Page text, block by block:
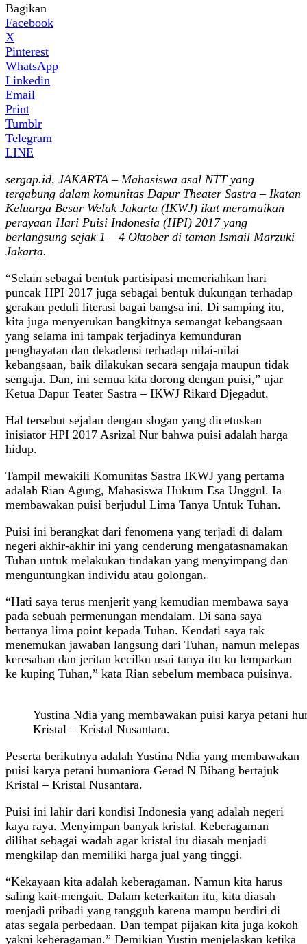
Bagikan
Facebook
X
Pinterest
WhatsApp
Linkedin
Email
Print
Tumblr
Telegram
LINE
sergap.id, JAKARTA – Mahasiswa asal NTT yang
tergabung dalam komunitas Dapur Theater Sastra – Ikatan
Keluarga Besar Welak Jakarta (IKWJ) ikut meramaikan
perayaan Hari Puisi Indonesia (HPI) 2017 yang
berlangsung sejak 1 – 4 Oktober di taman Ismail Marzuki
Jakarta.
“Selain sebagai bentuk partisipasi memeriahkan hari
puncak HPI 2017 juga sebagai bentuk dukungan terhadap
gerakan peduli literasi bagai bangsa ini. Di samping itu,
kita juga menyerukan bangkitnya semangat kebangsaan
yang selama ini tampak terjadinya kemunduran
penghayatan dan dekadensi terhadap nilai-nilai
kebangsaan, baik dilakukan secara sengaja maupun tidak
sengaja. Dan, ini semua kita dorong dengan puisi,” ujar
Ketua Dapur Teater Sastra – IKWJ Rikard Djegadut.
Hal tersebut sejalan dengan slogan yang dicetuskan
inisiator HPI 2017 Asrizal Nur bahwa puisi adalah harga
hidup.
Tampil mewakili Komunitas Sastra IKWJ yang pertama
adalah Rian Agung, Mahasiswa Hukum Esa Unggul. Ia
membawakan puisi berjudul Lima Tanya Untuk Tuhan.
Puisi ini berangkat dari fenomena yang terjadi di dalam
negeri akhir-akhir ini yang cenderung mengatasnamakan
Tuhan untuk melakukan tindakan yang menyimpang dan
menguntungkan individu atau golongan.
“Hati saya terus menjerit yang kemudian membawa saya
pada sebuah permenungan mendalam. Di sana saya
bertanya lima point kepada Tuhan. Kendati saya tak
menemukan jawaban langsung dari Tuhan, namun melepas
keresahan dan jeritan kecilku usai tanya itu ku lemparkan
ke kuping Tuhan,” kata Rian sebelum membaca puisinya.
Yustina Ndia yang membawakan puisi karya petani
Kristal – Kristal Nusantara.
Peserta berikutnya adalah Yustina Ndia yang membawakan
puisi karya petani humaniora Gerad N Bibang bertajuk
Kristal – Kristal Nusantara.
Puisi ini lahir dari kondisi Indonesia yang adalah negeri
kaya raya. Menyimpan banyak kristal. Keberagaman
dilihat sebagai wadah agar kristal itu diasah menjadi
mengkilap dan memiliki harga jual yang tinggi.
“Kekayaan kita adalah keberagaman. Namun kita harus
saling kait-mengait. Dalam keterkaitan itu, kita diasah
menjadi pribadi yang tangguh karena mampu berdiri di
atas segala perbedaan. Dan tempat pijakan kita juga kokoh
yakni keberagaman.” Demikian Yustin menjelaskan ketika